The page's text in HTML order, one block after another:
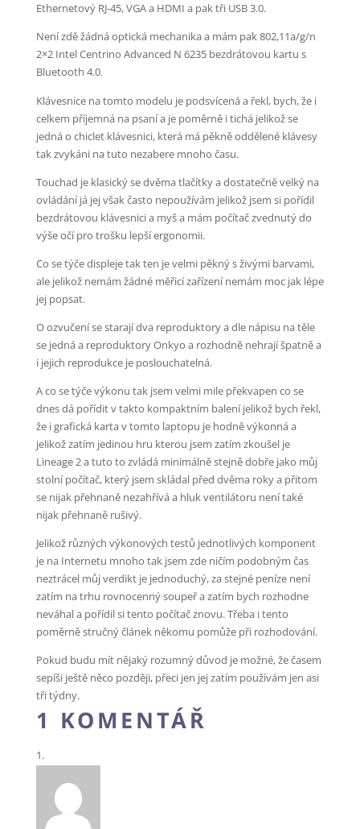
Ethernetový RJ-45, VGA a HDMI a pak tři USB 3.0.
Není zdě žádná optická mechanika a mám pak 802,11a/g/n
2×2 Intel Centrino Advanced N 6235 bezdrátovou kartu s
Bluetooth 4.0.
Klávesnice na tomto modelu je podsvícená a řekl, bych, že i
celkem příjemná na psaní a je poměrně i tichá jelikož se
jedná o chiclet klávesnici, která má pěkně oddělené klávesy
tak zvykáni na tuto nezabere mnoho času.
Touchad je klasický se dvěma tlačítky a dostatečně velký na
ovládání já jej však často nepoužívám jelikož jsem si pořídil
bezdrátovou klávesnici a myš a mám počítač zvednutý do
výše očí pro trošku lepší ergonomii.
Co se týče displeje tak ten je velmi pěkný s živými barvami,
ale jelikož nemám žádné měřicí zařízení nemám moc jak lépe
jej popsat.
O ozvučení se starají dva reproduktory a dle nápisu na těle
se jedná a reproduktory Onkyo a rozhodně nehrají špatně a
i jejich reprodukce je poslouchatelná.
A co se týče výkonu tak jsem velmi mile překvapen co se
dnes dá pořídit v takto kompaktním balení jelikož bych řekl,
že i grafická karta v tomto laptopu je hodně výkonná a
jelikož zatím jedinou hru kterou jsem zatím zkoušel je
Lineage 2 a tuto to zvládá minimálně stejně dobře jako můj
stolní počítač, který jsem skládal před dvěma roky a přitom
se nijak přehnaně nezahřívá a hluk ventilátoru není také
nijak přehnaně rušivý.
Jelikož různých výkonových testů jednotlivých komponent
je na Internetu mnoho tak jsem zde ničím podobným čas
neztrácel můj verdikt je jednoduchý, za stejné peníze není
zatím na trhu rovnocenný soupeř a zatím bych rozhodne
neváhal a pořídil si tento počítač znovu. Třeba i tento
poměrně stručný článek někomu pomůže při rozhodování.
Pokud budu mít nějaký rozumný důvod je možné, že časem
sepíši ještě něco později, přeci jen jej zatím používám jen asi
tři týdny.
1 KOMENTÁŘ